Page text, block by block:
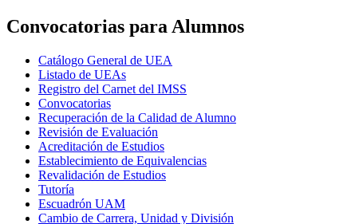
Convocatorias para Alumnos
Catálogo General de UEA
Listado de UEAs
Registro del Carnet del IMSS
Convocatorias
Recuperación de la Calidad de Alumno
Revisión de Evaluación
Acreditación de Estudios
Establecimiento de Equivalencias
Revalidación de Estudios
Tutoría
Escuadrón UAM
Cambio de Carrera, Unidad y División